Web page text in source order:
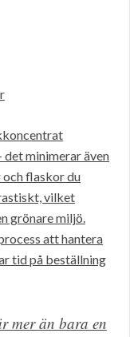
minimerar även
flaskor du
vilket
grönare miljö.
att hantera
tid på beställning
mer än bara en